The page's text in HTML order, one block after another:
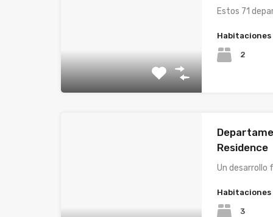
Estos 71
Habitaciones
2
Residence
Un desarrollo
Habitaciones
3